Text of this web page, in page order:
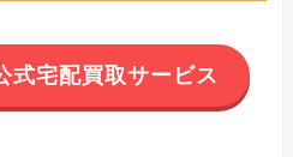
式宅配買取サービス